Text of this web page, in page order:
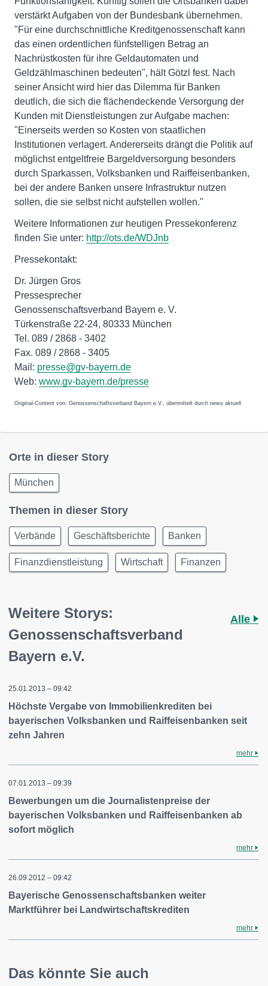
verstärkt Aufgaben von der Bundesbank übernehmen.
"Für eine durchschnittliche Kreditgenossenschaft kann
das einen ordentlichen fünfstelligen Betrag an
Nachrüstkosten für ihre Geldautomaten und
Geldzählmaschinen bedeuten", hält Götzl fest. Nach
seiner Ansicht wird hier das Dilemma für Banken
deutlich, die sich die flächendeckende Versorgung der
Kunden mit Dienstleistungen zur Aufgabe machen:
"Einerseits werden so Kosten von staatlichen
Institutionen verlagert. Andererseits drängt die Politik auf
möglichst entgeltfreie Bargeldversorgung besonders
durch Sparkassen, Volksbanken und Raiffeisenbanken,
bei der andere Banken unsere Infrastruktur nutzen
sollen, die sie selbst nicht aufstellen wollen."
Weitere Informationen zur heutigen Pressekonferenz
finden Sie unter: http://ots.de/WDJnb
Pressekontakt:
Dr. Jürgen Gros
Pressesprecher
Genossenschaftsverband Bayern e. V.
Türkenstraße 22-24, 80333 München
Tel. 089 / 2868 - 3402
Fax. 089 / 2868 - 3405
Mail: presse@gv-bayern.de
Web: www.gv-bayern.de/presse
Original-Content von: Genossenschaftsverband Bayern e.V., übermittelt durch news aktuell
Orte in dieser Story
München
Themen in dieser Story
Verbände Geschäftsberichte Banken
Finanzdienstleistung Wirtschaft Finanzen
Weitere Storys:
Genossenschaftsverband
Bayern e.V.
Alle
25.01.2013 – 09:42
Höchste Vergabe von Immobilienkrediten bei
bayerischen Volksbanken und Raiffeisenbanken seit
zehn Jahren
mehr
07.01.2013 – 09:39
Bewerbungen um die Journalistenpreise der
bayerischen Volksbanken und Raiffeisenbanken ab
sofort möglich
mehr
26.09.2012 – 09:42
Bayerische Genossenschaftsbanken weiter
Marktführer bei Landwirtschaftskrediten
mehr
Das könnte Sie auch